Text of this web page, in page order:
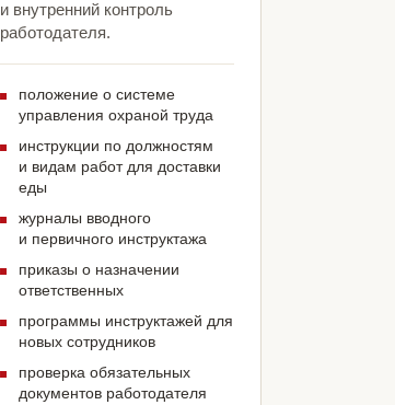
и внутренний контроль
работодателя.
положение о системе
управления охраной труда
инструкции по должностям
и видам работ для доставки
еды
журналы вводного
и первичного инструктажа
приказы о назначении
ответственных
программы инструктажей для
новых сотрудников
проверка обязательных
документов работодателя